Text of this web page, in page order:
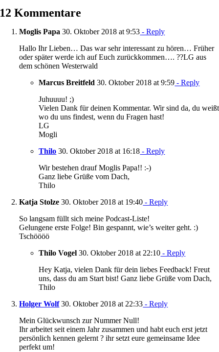
12 Kommentare
Moglis Papa 30. Oktober 2018 at 9:53 - Reply
Hallo Ihr Lieben… Das war sehr interessant zu hören… Früher
oder später werde ich auf Euch zurückkommen…. ??LG aus
dem schönen Westerwald
Marcus Breitfeld 30. Oktober 2018 at 9:59 - Reply
Juhuuuu! ;)
Vielen Dank für deinen Kommentar. Wir sind da, du weißt
wo du uns findest, wenn du Fragen hast!
LG
Mogli
Thilo 30. Oktober 2018 at 16:18 - Reply
Wir bestehen drauf Moglis Papa!! :-)
Ganz liebe Grüße vom Dach,
Thilo
Katja Stolze 30. Oktober 2018 at 19:40 - Reply
So langsam füllt sich meine Podcast-Liste!
Gelungene erste Folge! Bin gespannt, wie’s weiter geht. :)
Tschöööö
Thilo Vogel 30. Oktober 2018 at 22:10 - Reply
Hey Katja, vielen Dank für dein liebes Feedback! Freut
uns, dass du am Start bist! Ganz liebe Grüße vom Dach,
Thilo
Holger Wolf30. Oktober 2018 at 22:33 - Reply
Mein Glückwunsch zur Nummer Null!
Ihr arbeitet seit einem Jahr zusammen und habt euch erst jetzt
persönlich kennen gelernt ? ihr setzt eure gemeinsame Idee
perfekt um!